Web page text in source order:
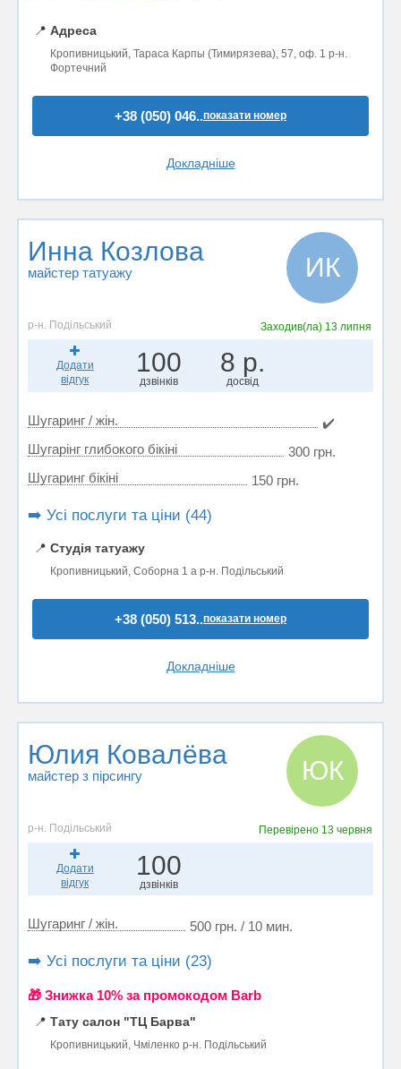
📍 Адреса
Кропивницький, Тараса Карпы (Тимирязева), 57, оф. 1 р-н.
Фортечний
+38 (050) 046..показати номер
Докладніше
Инна Козлова
майстер татуажу ИК
р-н. Подільський Заходив(ла) 13 липня
Додати
відгук
100
дзвінків
8 р.
досвід
Шугаринг / жін.
✔️
Шугарінг глибокого бікіні
300 грн.
Шугаринг бікіні
150 грн.
➡️ Усі послуги та ціни (44)
📍 Студія татуажу
Кропивницький, Соборна 1 а р-н. Подільський
+38 (050) 513..показати номер
Докладніше
Юлия Ковалёва
майстер з пірсингу ЮК
р-н. Подільський Перевірено 13 червня
Додати
відгук
100
дзвінків
Шугаринг / жін. 500 грн. / 10 мин.
➡️ Усі послуги та ціни (23)
🎁 Знижка 10% за промокодом Barb
📍 Тату салон "ТЦ Барва"
Кропивницький, Чміленко р-н. Подільський